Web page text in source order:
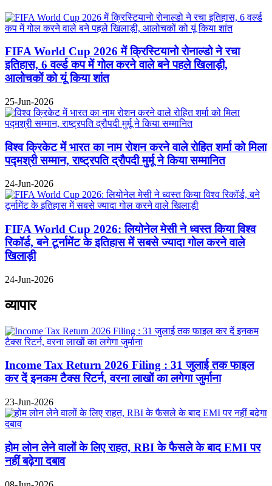
FIFA World Cup 2026 में क्रिस्टियानो रोनाल्डो ने रचा
इतिहास, 6 वर्ल्ड कप में गोल करने वाले बने पहले खिलाड़ी,
आलोचकों को यूं किया शांत
25-Jun-2026
विश्व क्रिकेट में भारत का नाम रोशन करने वाले रोहित शर्मा को मिला
पद्मश्री सम्मान, राष्ट्रपति द्रौपदी मुर्मू ने किया सम्मानित
24-Jun-2026
FIFA World Cup 2026: लियोनेल मेसी ने ध्वस्त किया विश्व
रिकॉर्ड, बने टूर्नामेंट के इतिहास में सबसे ज्यादा गोल करने वाले
खिलाड़ी
24-Jun-2026
व्यापार
Income Tax Return 2026 Filing : 31 जुलाई तक फाइल
कर दें इनकम टैक्स रिटर्न, वरना लाखों का लगेगा जुर्माना
23-Jun-2026
होम लोन लेने वालों के लिए राहत, RBI के फैसले के बाद EMI पर
नहीं बढ़ेगा दबाव